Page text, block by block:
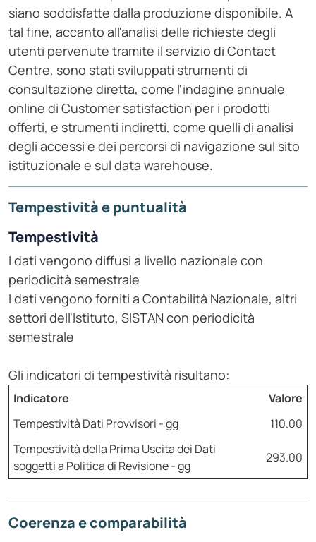
siano soddisfatte dalla produzione disponibile. A
tal fine, accanto all'analisi delle richieste degli
utenti pervenute tramite il servizio di Contact
Centre, sono stati sviluppati strumenti di
consultazione diretta, come l'indagine annuale
online di Customer satisfaction per i prodotti
offerti, e strumenti indiretti, come quelli di analisi
degli accessi e dei percorsi di navigazione sul sito
istituzionale e sul data warehouse.
Tempestività e puntualità
Tempestività
I dati vengono diffusi a livello nazionale con
periodicità semestrale
I dati vengono forniti a Contabilità Nazionale, altri
settori dell'Istituto, SISTAN con periodicità
semestrale
Gli indicatori di tempestività risultano:
Indicatore
Valore
Tempestività Dati Provvisori - gg
110.00
Tempestività della Prima Uscita dei Dati
soggetti a Politica di Revisione - gg
293.00
Coerenza e comparabilità